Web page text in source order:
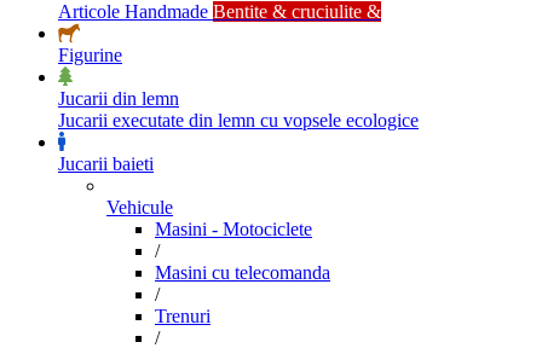
Articole Handmade Bentite & cruciulite &
Figurine
Jucarii din lemn
Jucarii executate din lemn cu vopsele ecologice
Jucarii baieti
Vehicule
Masini - Motociclete
/
Masini cu telecomanda
/
Trenuri
/